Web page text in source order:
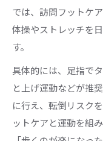
では、訪問フットケ
体操やストレッチを
す。
具体的には、足指で
と上げ運動などが推
に行え、転倒リスク
ットケアと運動を組